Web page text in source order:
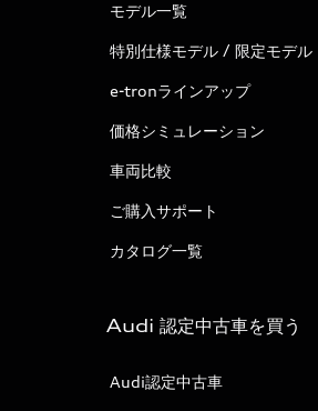
モデル一覧
特別仕様モデル / 限定モデル
e-tronラインアップ
価格シミュレーション
車両比較
ご購入サポート
カタログ一覧
Audi 認定中古車を買う
Audi認定中古車